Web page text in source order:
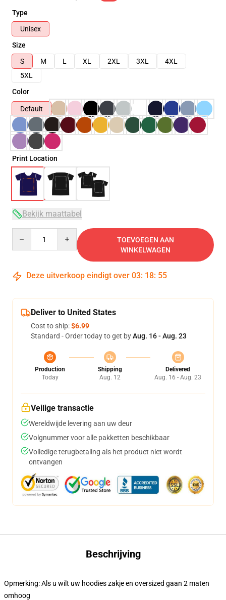
Type
Unisex
Size
S
M L XL 2XL 3XL
4XL
5XL
Color
Default
Print Location
Bekijk maattabel
TOEVOEGEN AAN
WINKELWAGEN
Deze uitverkoop eindigt over 03: 18: 54
Deliver to United States
Cost to ship:$6.99
Standard - Order today to get byAug. 16 - Aug. 23
Production
Today
Shipping
Aug. 12
Delivered
Aug. 16 - Aug. 23
Veilige transactie
Wereldwijde levering aan uw deur
Volgnummer voor alle pakketten beschikbaar
Volledige terugbetaling als het product niet wordt
ontvangen
Beschrijving
Opmerking: Als u wilt uw hoodies zakje en oversized gaan 2 maten
omhoog